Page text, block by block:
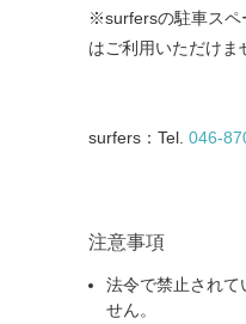
※surfersの駐車スペ
はご利用いただけま
surfers ： Tel. 046-
注意事項
法令で禁止されて
せん。